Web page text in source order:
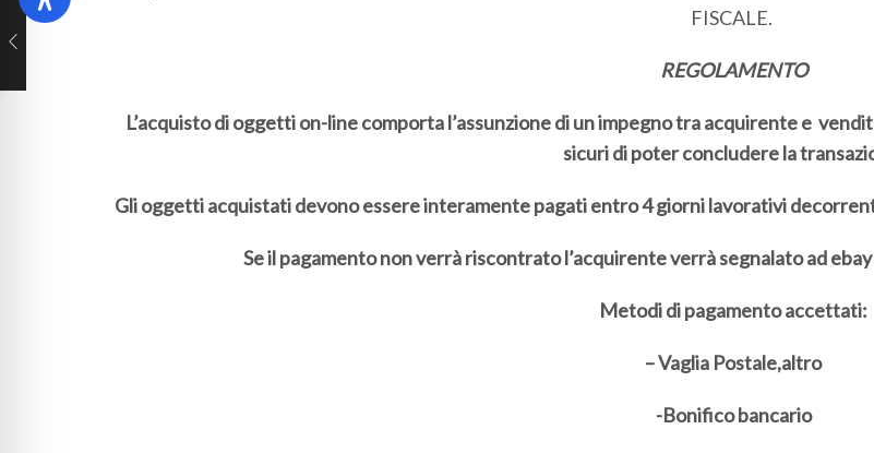
FISCALE.
REGOLAMENTO
L’acquisto di oggetti on-line comporta l’assunzione di un impegno tra acquirente e
sicuri di poter concludere la
Gli oggetti acquistati devono essere interamente pagati entro 4 giorni lavorativi
Se il pagamento non verrà riscontrato l’acquirente verrà segnalato ad
Metodi di pagamento accettati:
– Vaglia Postale,altro
-Bonifico bancario